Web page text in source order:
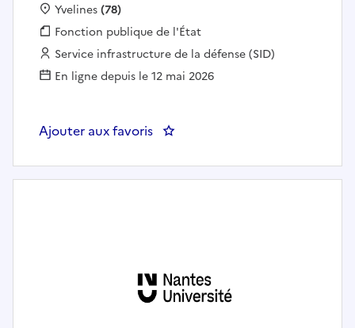
Localisation :
Yvelines(78)
Fonction publique :
Fonction publique de l'État
Employeur :
Service infrastructure de la défense (SID)
En ligne depuis le 12 mai 2026
Ajouter aux favoris : CHEF DE BUREAU